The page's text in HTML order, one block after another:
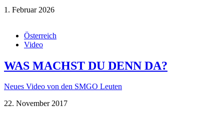
1. Februar 2026
Österreich
Video
WAS MACHST DU DENN DA?
Neues Video von den SMGO Leuten
22. November 2017